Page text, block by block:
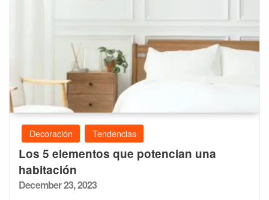
Decoración Tendencias
Los 5 elementos que potencian una
habitación
Posted
December 23, 2023